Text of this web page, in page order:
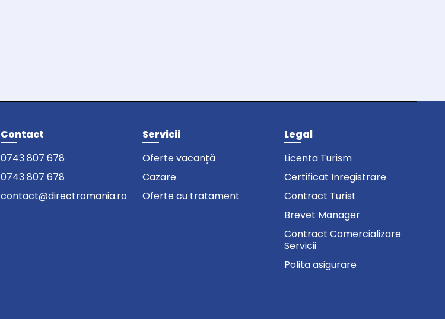
Contact
0743 807 678
0743 807 678
contact@directromania.ro
Servicii
Oferte vacanță
Cazare
Oferte cu tratament
Legal
Licenta Turism
Certificat Inregistrare
Contract Turist
Brevet Manager
Contract Comercializare
Servicii
Polita asigurare